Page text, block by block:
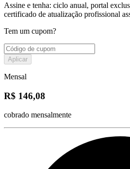
Assine e tenha: ciclo anual, portal
certificado de atualização profissional
Tem um cupom?
Aplicar
Mensal
R$ 146,08
cobrado mensalmente